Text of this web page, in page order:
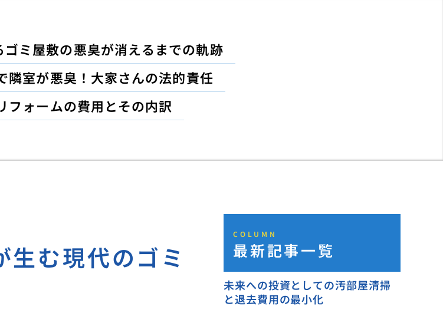
ゴミ屋敷の悪臭が消えるまでの軌跡
隣室が悪臭！大家さんの法的責任
フォームの費用とその内訳
む現代のゴミ
COLUMN
最新記事一覧
未来への投資としての汚部屋清掃
と退去費用の最小化